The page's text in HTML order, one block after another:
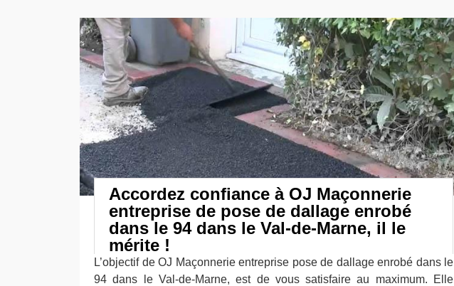
Accordez confiance à OJ Maçonnerie
entreprise de pose de dallage enrobé
dans le 94 dans le Val-de-Marne, il le
mérite !
L’objectif de OJ Maçonnerie entreprise pose de dallage enrobé dans le
94 dans le Val-de-Marne, est de vous satisfaire au maximum. Elle